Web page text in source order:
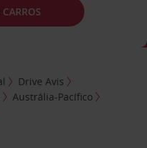
Drive Avis
Austrália-Pacífico